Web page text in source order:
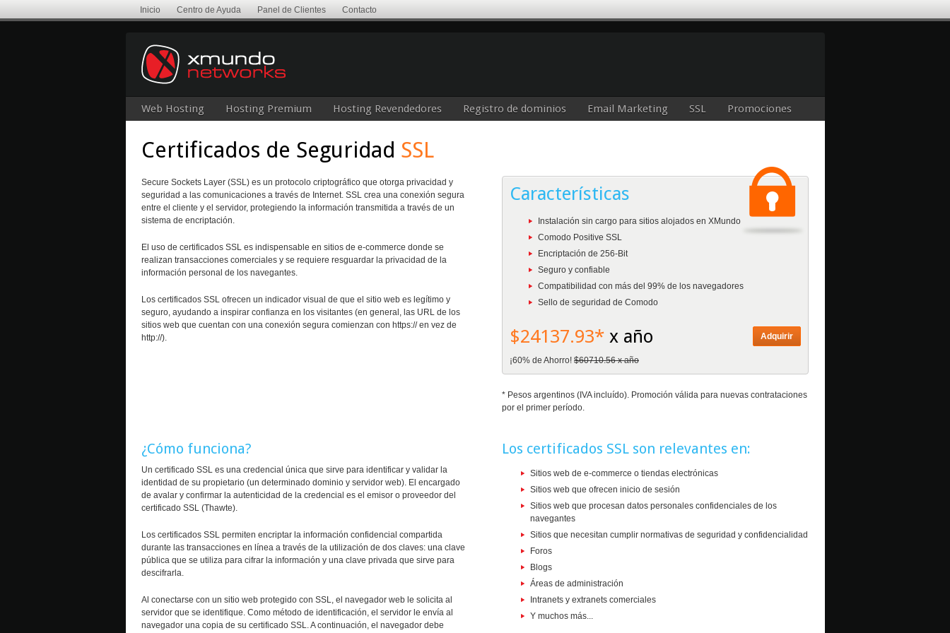
Inicio Centro de Ayuda Panel de Clientes Contacto
Web Hosting Hosting Premium Hosting Revendedores Registro de dominios Email Marketing SSL Promociones
Certificados de Seguridad SSL
Secure Sockets Layer (SSL) es un protocolo criptográfico que otorga privacidad y
seguridad a las comunicaciones a través de Internet. SSL crea una conexión segura
entre el cliente y el servidor, protegiendo la información transmitida a través de un
sistema de encriptación.
El uso de certificados SSL es indispensable en sitios de e-commerce donde se
realizan transacciones comerciales y se requiere resguardar la privacidad de la
información personal de los navegantes.
Los certificados SSL ofrecen un indicador visual de que el sitio web es legítimo y
seguro, ayudando a inspirar confianza en los visitantes (en general, las URL de los
sitios web que cuentan con una conexión segura comienzan con https:// en vez de
http://).
Características
Instalación sin cargo para sitios alojados en XMundo
Comodo Positive SSL
Encriptación de 256-Bit
Seguro y confiable
Compatibilidad con más del 99% de los navegadores
Sello de seguridad de Comodo
$24137.93* x año
¡60% de Ahorro! $60710.56 x año
Adquirir
* Pesos argentinos (IVA incluído). Promoción válida para nuevas contrataciones
por el primer período.
¿Cómo funciona?
Un certificado SSL es una credencial única que sirve para identificar y validar la
identidad de su propietario (un determinado dominio y servidor web). El encargado
de avalar y confirmar la autenticidad de la credencial es el emisor o proveedor del
certificado SSL (Thawte).
Los certificados SSL permiten encriptar la información confidencial compartida
durante las transacciones en línea a través de la utilización de dos claves: una clave
pública que se utiliza para cifrar la información y una clave privada que sirve para
descifrarla.
Al conectarse con un sitio web protegido con SSL, el navegador web le solicita al
servidor que se identifique. Como método de identificación, el servidor le envía al
navegador una copia de su certificado SSL. A continuación, el navegador debe
Los certificados SSL son relevantes en:
Sitios web de e-commerce o tiendas electrónicas
Sitios web que ofrecen inicio de sesión
Sitios web que procesan datos personales confidenciales de los
navegantes
Sitios que necesitan cumplir normativas de seguridad y confidencialidad
Foros
Blogs
Áreas de administración
Intranets y extranets comerciales
Y muchos más...